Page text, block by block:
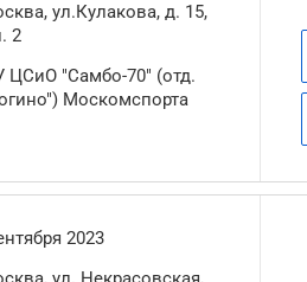
ул.Кулакова, д. 15,
2
ЦСиО "Самбо-70" (отд.
Москомспорта
2023